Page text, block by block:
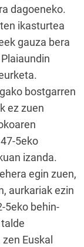
dagoeneko.
ikasturtea
gauza bera
bostgarren
ez zuen
5eko
izanda.
egin zuen,
aurkariak ezin
5eko behin-
Euskal